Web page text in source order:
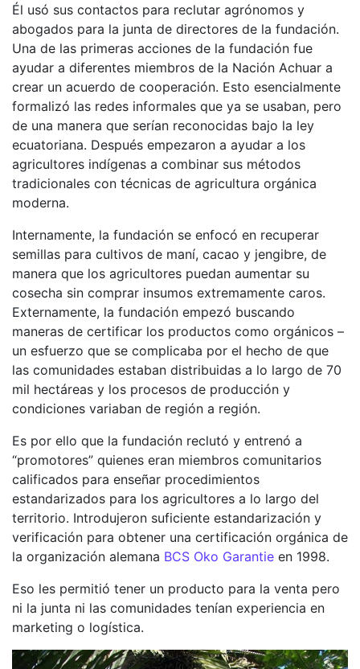
Él usó sus contactos para reclutar agrónomos y
abogados para la junta de directores de la fundación.
Una de las primeras acciones de la fundación fue
ayudar a diferentes miembros de la Nación Achuar a
crear un acuerdo de cooperación. Esto esencialmente
formalizó las redes informales que ya se usaban, pero
de una manera que serían reconocidas bajo la ley
ecuatoriana. Después empezaron a ayudar a los
agricultores indígenas a combinar sus métodos
tradicionales con técnicas de agricultura orgánica
moderna.
Internamente, la fundación se enfocó en recuperar
semillas para cultivos de maní, cacao y jengibre, de
manera que los agricultores puedan aumentar su
cosecha sin comprar insumos extremamente caros.
Externamente, la fundación empezó buscando
maneras de certificar los productos como orgánicos –
un esfuerzo que se complicaba por el hecho de que
las comunidades estaban distribuidas a lo largo de 70
mil hectáreas y los procesos de producción y
condiciones variaban de región a región.
Es por ello que la fundación reclutó y entrenó a
“promotores” quienes eran miembros comunitarios
calificados para enseñar procedimientos
estandarizados para los agricultores a lo largo del
territorio. Introdujeron suficiente estandarización y
verificación para obtener una certificación orgánica de
la organización alemana BCS Oko Garantie en 1998.
Eso les permitió tener un producto para la venta pero
ni la junta ni las comunidades tenían experiencia en
marketing o logística.